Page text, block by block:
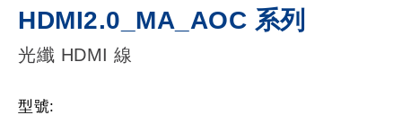
HDMI2.0_MA_AOC 系列
光纖 HDMI 線
型號: